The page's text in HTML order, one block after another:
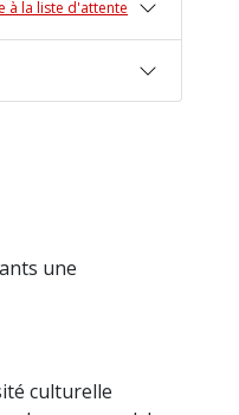
à la liste d'attente
une
culturelle